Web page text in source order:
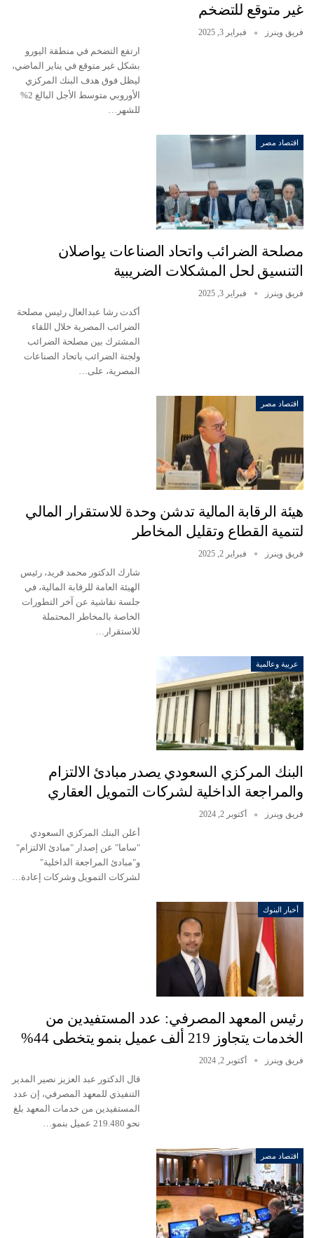
غير متوقع للتضخم
فريق وينرز فبراير 3, 2025
ارتفع التضخم في منطقة اليورو
بشكل غير متوقع في يناير الماضي،
ليظل فوق هدف البنك المركزي
الأوروبي متوسط ​​الأجل البالغ 2%
للشهر…
اقتصاد مصر
مصلحة الضرائب واتحاد الصناعات يواصلان
التنسيق لحل المشكلات الضريبية
فريق وينرز فبراير 3, 2025
أكدت رشا عبدالعال رئيس مصلحة
الضرائب المصرية خلال اللقاء
المشترك بين مصلحة الضرائب
ولجنة الضرائب باتحاد الصناعات
المصرية، على…
اقتصاد مصر
هيئة الرقابة المالية تدشن وحدة للاستقرار المالي
لتنمية القطاع وتقليل المخاطر
فريق وينرز فبراير 2, 2025
شارك الدكتور محمد فريد، رئيس
الهيئة العامة للرقابة المالية، في
جلسة نقاشية عن آخر التطورات
الخاصة بالمخاطر المحتملة
للاستقرار…
عربية وعالمية
البنك المركزي السعودي يصدر مبادئ الالتزام
والمراجعة الداخلية لشركات التمويل العقاري
فريق وينرز أكتوبر 2, 2024
أعلن البنك المركزي السعودي
"ساما" عن إصدار "مبادئ الالتزام"
و"مبادئ المراجعة الداخلية"
لشركات التمويل وشركات إعادة…
أخبار البنوك
رئيس المعهد المصرفي: عدد المستفيدين من
الخدمات يتجاوز 219 ألف عميل بنمو يتخطى 44%
فريق وينرز أكتوبر 2, 2024
قال الدكتور عبد العزيز نصير المدير
التنفيذي للمعهد المصرفي، إن عدد
المستفيدين من خدمات المعهد بلغ
نحو 219.480 عميل بنمو…
اقتصاد مصر